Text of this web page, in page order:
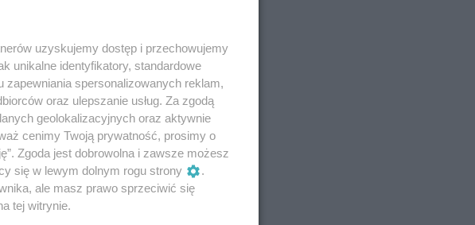
uzyskujemy dostęp i przechowujemy
unikalne identyfikatory, standardowe
zapewniania spersonalizowanych reklam,
oraz ulepszanie usług. Za zgodą
geolokalizacyjnych oraz aktywnie
cenimy Twoją prywatność, prosimy o
Zgoda jest dobrowolna i zawsze możesz
się w lewym dolnym rogu strony
.
ale masz prawo sprzeciwić się
tej witrynie.